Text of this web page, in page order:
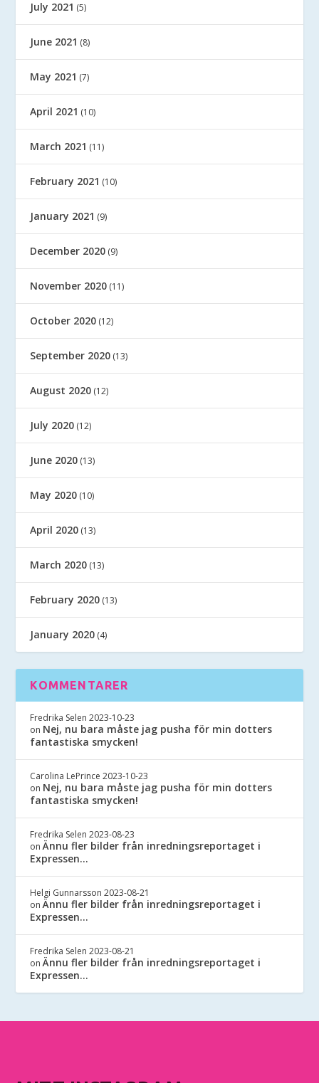
July 2021 (5)
June 2021 (8)
May 2021 (7)
April 2021 (10)
March 2021 (11)
February 2021 (10)
January 2021 (9)
December 2020 (9)
November 2020 (11)
October 2020 (12)
September 2020 (13)
August 2020 (12)
July 2020 (12)
June 2020 (13)
May 2020 (10)
April 2020 (13)
March 2020 (13)
February 2020 (13)
January 2020 (4)
KOMMENTARER
Fredrika Selen 2023-10-23
on Nej, nu bara måste jag pusha för min dotters
fantastiska smycken!
Carolina LePrince 2023-10-23
on Nej, nu bara måste jag pusha för min dotters
fantastiska smycken!
Fredrika Selen 2023-08-23
onÄnnu fler bilder från inredningsreportaget i
Expressen…
Helgi Gunnarsson 2023-08-21
onÄnnu fler bilder från inredningsreportaget i
Expressen…
Fredrika Selen 2023-08-21
onÄnnu fler bilder från inredningsreportaget i
Expressen…